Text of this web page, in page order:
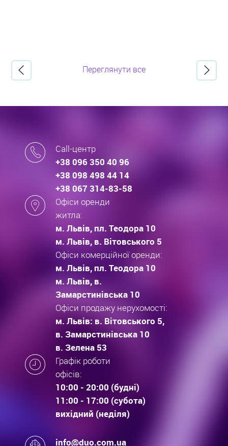
Переглянути все
Call-центр
+38 096 350 40 96
+38 098 498 44 14
+38 067 314-83-58
Офіси оренди
житла:
м. Львів, пл. Теодора 10
м. Львів, в. Вітовського 5
Офіси комерційної оренди:
м. Львів, пл. Теодора 10
м. Львів, в.
Замарстинівська 10
Офіси продажу нерухомості:
м. Львів: в. Вітовського 5,
в. Замарстинівська 10
в. Зелена 53
Графік роботи
офісів:
10:00 - 20:00 (будні)
11:00 - 17:00 (субота)
вихідний (неділя)
info@duo.com.ua